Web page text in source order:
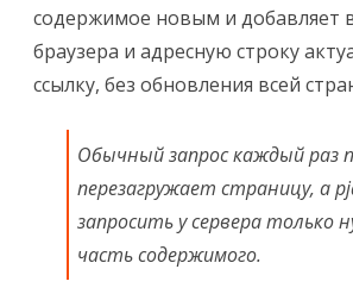
содержимое новым и добавляет
браузера и адресную строку
ссылку, без обновления всей
Обычный запрос каждый раз
перезагружает страницу, а
запросить у сервера только
часть содержимого.